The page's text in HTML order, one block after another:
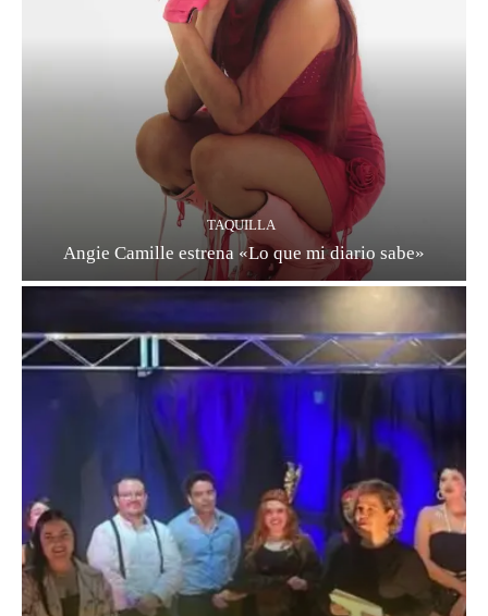
TAQUILLA
Angie Camille estrena «Lo que mi diario sabe»